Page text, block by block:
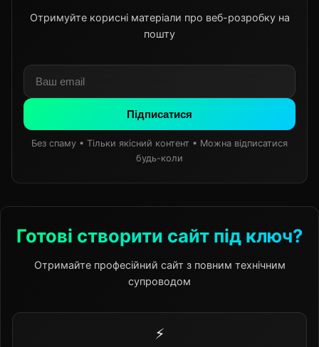
Отримуйте корисні матеріали про веб-розробку на
пошту
Підписатися
Без спаму • Тільки якісний контент • Можна відписатися
будь-коли
Готові створити сайт під ключ?
Отримайте професійний сайт з повним технічним
супроводом
⚡